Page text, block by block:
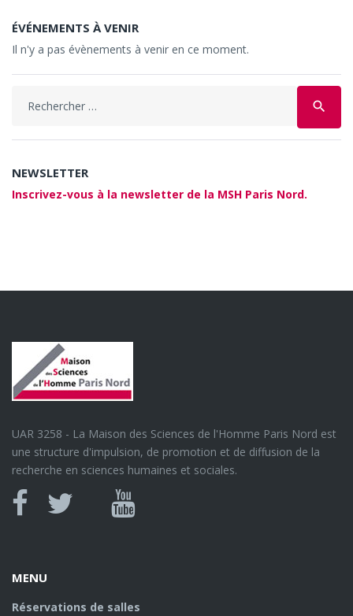
ÉVÉNEMENTS À VENIR
Il n'y a pas évènements à venir en ce moment.
search
NEWSLETTER
Inscrivez-vous à la newsletter de la MSH Paris Nord.
UAR 3258 - La Maison des Sciences de l'Homme Paris Nord est
une structure d'impulsion, de promotion et de diffusion de la
recherche en sciences humaines et sociales.
Canal
MENU
Réservations de salles